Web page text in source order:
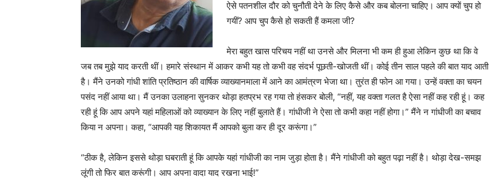
ऐसे पतनशील दौर को चुनौती देने के लिए कैसे और कब बोलना चाहिए। आप क्यों चुप हो
गयीं? आप चुप कैसे हो सकती हैं कमला जी?
मेरा बहुत खास परिचय नहीं था उनसे और मिलना भी कम ही हुआ लेकिन कुछ था कि वे
जब तब मुझे याद करती थीं। हमारे संस्थान में आकर कभी यह तो कभी वह संदर्भ पूछती-खोजती थीं। कोई तीन साल पहले की बात याद आती
है। मैंने उनको गांधी शांति प्रतिष्ठान की वार्षिक व्याख्यानमाला में आने का आमंत्रण भेजा था। तुरंत ही फोन आ गया। उन्हें वक्ता का चयन
पसंद नहीं आया था। मैं उनका उलाहना सुनकर थोड़ा हतप्रभ रह गया तो हंसकर बोली, “नहीं, यह वक्ता गलत है ऐसा नहीं कह रही हूं। कह
रही हूं कि आप अपने यहां महिलाओं को व्याख्यान के लिए नहीं बुलाते हैं। गांधीजी ने ऐसा तो कभी कहा नहीं होगा।” मैंने न गांधीजी का बचाव
किया न अपना। कहा, “आपकी यह शिकायत मैं आपको बुला कर ही दूर करूंगा।”
“ठीक है, लेकिन इससे थोड़ा घबराती हूं कि आपके यहां गांधीजी का नाम जुड़ा होता है। मैंने गांधीजी को बहुत पढ़ा नहीं है। थोड़ा देख-समझ
लूंगी तो फिर बात करूंगी। आप अपना वादा याद रखना भाई!”